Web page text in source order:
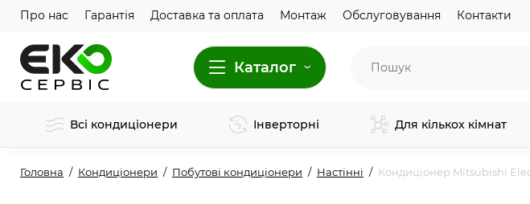
Про нас Гарантія Доставка та оплата Монтаж Обслуговування Контакти
Каталог
Всі кондиціонери Інверторні Для кількох кімнат
Головна Кондиціонери Побутові кондиціонери Настінні Кондиціонер Mitsubishi